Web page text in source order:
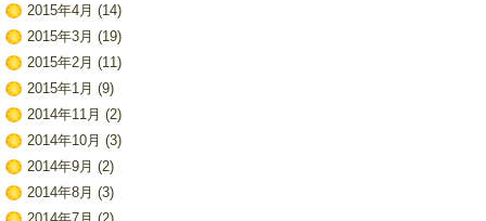
2015年4月 (14)
2015年3月 (19)
2015年2月 (11)
2015年1月 (9)
2014年11月 (2)
2014年10月 (3)
2014年9月 (2)
2014年8月 (3)